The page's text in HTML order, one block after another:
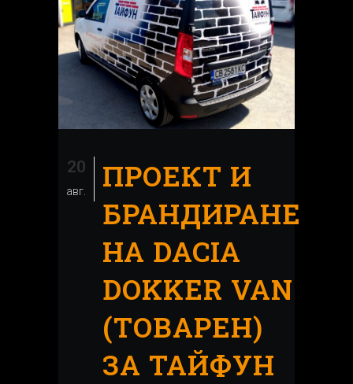
20
авг.
ПРОЕКТ И
БРАНДИРАНЕ
НА DACIA
DOKKER VAN
(ТОВАРЕН)
ЗА ТАЙФУН